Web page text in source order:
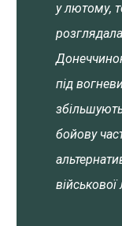
у лютому,
під
бойову